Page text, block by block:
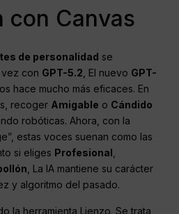
con Canvas
de personalidad se
con GPT-5.2 , El nuevo GPT-
hace mucho más eficaces. En
recoger Amigable o Cándido
robóticas. Ahora, con la
estas voces suenan como las
si eliges Profesional
, La IA mantiene su carácter
y algoritmo del pasado.
la herramienta Lienzo. Se trata